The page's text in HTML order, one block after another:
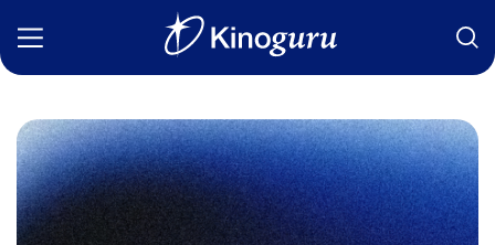
Фильмы
Статьи